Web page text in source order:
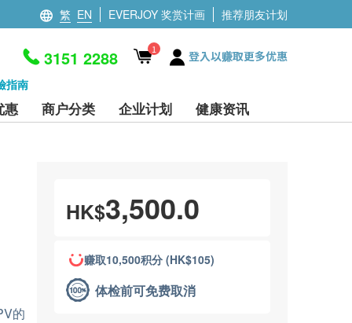
繁 EN EVERJOY 奖赏计画 推荐朋友计划
指南
3151 2288 1 登入以赚取更多优惠
惠 商户分类 企业计划 健康资讯
的
HK$3,500.0
赚取10,500积分 (HK$105)
体检前可免费取消